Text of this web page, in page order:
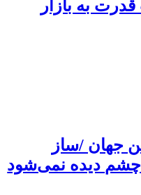
به بازار
جهان /ساز
چشم دیده نمی‌شود